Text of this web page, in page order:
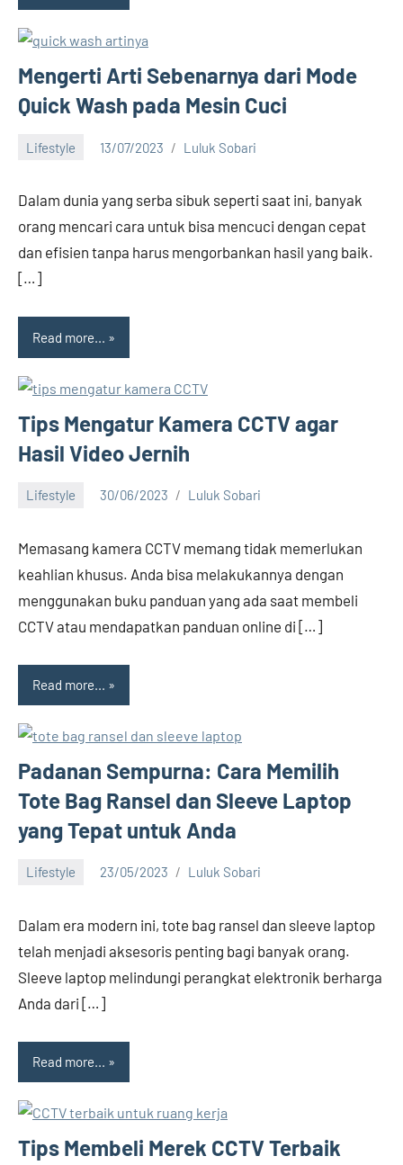
Mengerti Arti Sebenarnya dari Mode
Quick Wash pada Mesin Cuci
Lifestyle 13/07/2023 Luluk Sobari
Dalam dunia yang serba sibuk seperti saat ini, banyak
orang mencari cara untuk bisa mencuci dengan cepat
dan efisien tanpa harus mengorbankan hasil yang baik.
[…]
Read more...
Tips Mengatur Kamera CCTV agar
Hasil Video Jernih
Lifestyle 30/06/2023 Luluk Sobari
Memasang kamera CCTV memang tidak memerlukan
keahlian khusus. Anda bisa melakukannya dengan
menggunakan buku panduan yang ada saat membeli
CCTV atau mendapatkan panduan online di […]
Read more...
Padanan Sempurna: Cara Memilih
Tote Bag Ransel dan Sleeve Laptop
yang Tepat untuk Anda
Lifestyle 23/05/2023 Luluk Sobari
Dalam era modern ini, tote bag ransel dan sleeve laptop
telah menjadi aksesoris penting bagi banyak orang.
Sleeve laptop melindungi perangkat elektronik berharga
Anda dari […]
Read more...
Tips Membeli Merek CCTV Terbaik